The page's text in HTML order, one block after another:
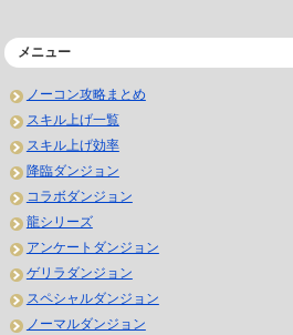
メニュー
ノーコン攻略まとめ
スキル上げ一覧
スキル上げ効率
降臨ダンジョン
コラボダンジョン
龍シリーズ
アンケートダンジョン
ゲリラダンジョン
スペシャルダンジョン
ノーマルダンジョン